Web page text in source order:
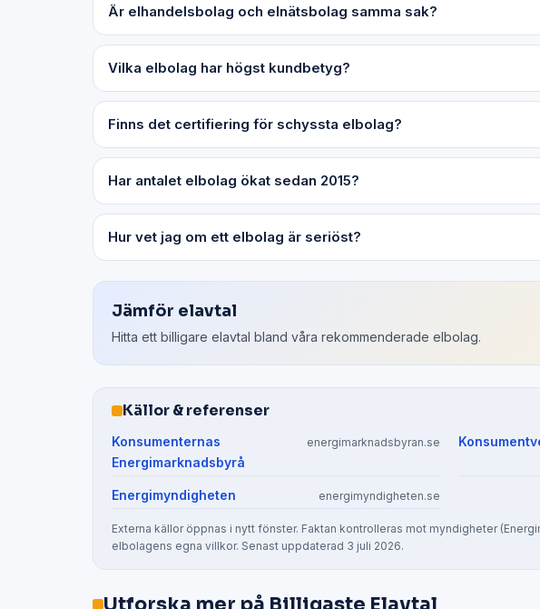
Är elhandelsbolag och elnätsbolag samma sak?
Vilka elbolag har högst kundbetyg?
Finns det certifiering för schyssta elbolag?
Har antalet elbolag ökat sedan 2015?
Hur vet jag om ett elbolag är seriöst?
Jämför elavtal
Hitta ett billigare elavtal bland våra rekommenderade elbolag.
Källor & referenser
Konsumenternas
Energimarknadsbyrå
energimarknadsbyran.se
Energimyndigheten energimyndigheten.se
Externa källor öppnas i nytt fönster. Faktan kontrolleras mot myndigheter
elbolagens egna villkor. Senast uppdaterad 3 juli 2026.